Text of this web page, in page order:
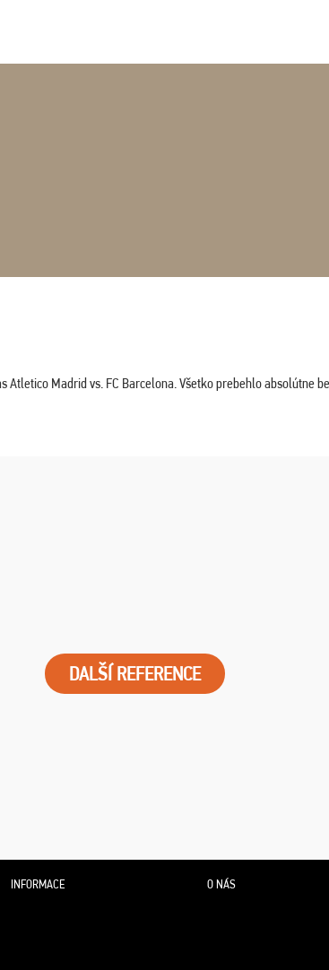
Madrid vs. FC Barcelona. Všetko prebehlo absolútne
DALŠÍ REFERENCE
INFORMACE O NÁS